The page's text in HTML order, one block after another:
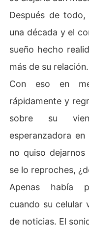
Después de
una década y el
sueño hecho
más de su relación.
Con eso en
rápidamente y
sobre su
esperanzadora
no quiso
se lo reproches,
Apenas había
cuando su celular
de noticias. El